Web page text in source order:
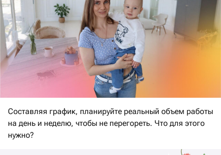
Составляя график, планируйте реальный объем работы
на день и неделю, чтобы не перегореть. Что для этого
нужно?